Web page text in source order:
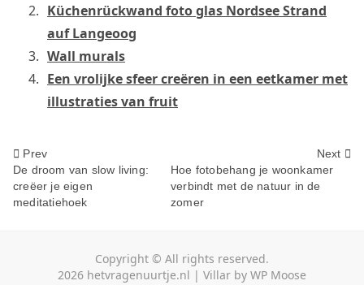
Küchenrückwand foto glas Nordsee Strand
auf Langeoog
Wall murals
Een vrolijke sfeer creëren in een eetkamer met
illustraties van fruit
<span
class="nav-
screen-
Prev
De droom van slow living:
creëer je eigen
meditatiehoek
Next
Hoe fotobehang je woonkamer
verbindt met de natuur in de
zomer
Copyright © All rights reserved.
2026 hetvragenuurtje.nl | Villar by WP Moose